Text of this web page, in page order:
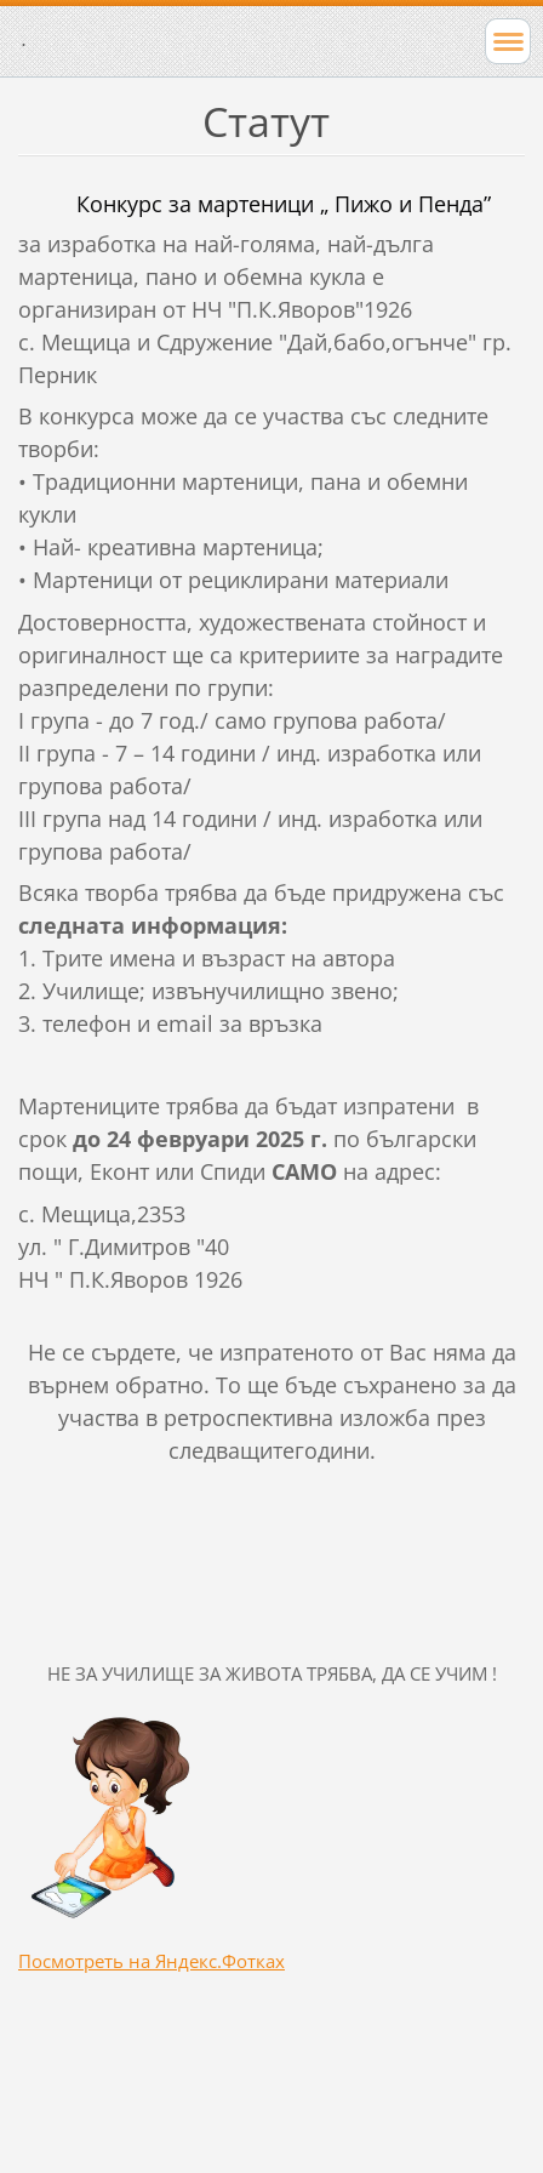
.
Статут
Конкурс за мартеници „ Пижо и Пенда”
за изработка на най-голяма, най-дълга
мартеница, пано и обемна кукла е
организиран от НЧ "П.К.Яворов"1926
с. Мещица и Сдружение "Дай,бабо,огънче" гр.
Перник
В конкурса може да се участва със следните
творби:
• Традиционни мартеници, пана и обемни
кукли
• Най- креативна мартеница;
• Мартеници от рециклирани материали
Достоверността, художествената стойност и
оригиналност ще са критериите за наградите
разпределени по групи:
І група - до 7 год./ само групова работа/
II група - 7 – 14 години / инд. изработка или
групова работа/
ІІI група над 14 години / инд. изработка или
групова работа/
Всяка творба трябва да бъде придружена със
следната информация:
1. Трите имена и възраст на автора
2. Училище; извънучилищно звено;
3. телефон и email за връзка
Мартениците трябва да бъдат изпратени в
срок до 24 февруари 2025 г. по български
пощи, Еконт или Спиди САМО на адрес:
с. Мещица,2353
ул. " Г.Димитров "40
НЧ " П.К.Яворов 1926
Не се сърдете, че изпратеното от Вас няма да
върнем обратно. То ще бъде съхранено за да
участва в ретроспективна изложба през
следващитегодини.
НЕ ЗА УЧИЛИЩЕ ЗА ЖИВОТА ТРЯБВА, ДА СЕ УЧИМ !
Посмотреть на Яндекс.Фотках